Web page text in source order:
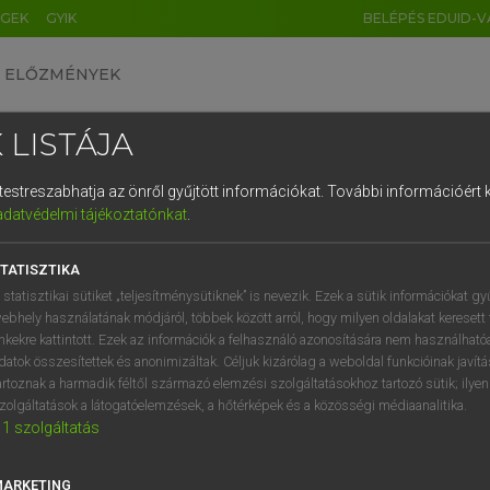
GYIK BELÉPÉS EDUID-
ELŐZMÉNYEK
szótár
VAN ELŐFIZETÉSED?
megtekintéséhez.
LISTÁJA
az önről gyűjtött információkat. További információért
tájékoztatónkat.
statisztikai sütiket „teljesítménysütiknek” is nevezik. Ezek a sütik információkat
használatának módjáról, többek között arról, hogy milyen oldalakat keresett
kattintott. Ezek az információk a felhasználó azonosítására nem
összesítettek és anonimizáltak. Céljuk kizárólag a weboldal funkcióinak
a harmadik féltől származó elemzési szolgáltatásokhoz tartozó sütik;
a látogatóelemzések, a hőtérképek és a közösségi médiaanalitika.
1 szolgáltatás
DE CN FR ES IT NL
1 2 3 4 5 6 7 8 9
q w e r t z u i
a s d f g h j k l é
í y x c v b n m , .